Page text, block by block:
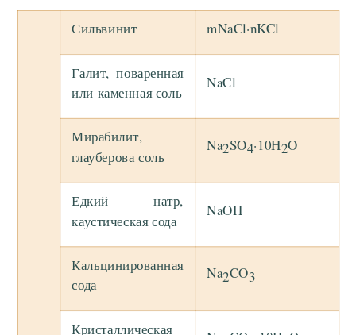
Сильвинит mNaCl·nKCl
Галит, поваренная
или каменная соль
NaCl
Мирабилит,
глауберова соль
Na2SO4·10H2O
Едкий натр,
каустическая сода
NaOH
Кальцинированная
сода
Na2CO3
Кристаллическая